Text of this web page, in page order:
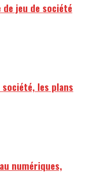
jeu de société
les plans
numériques,